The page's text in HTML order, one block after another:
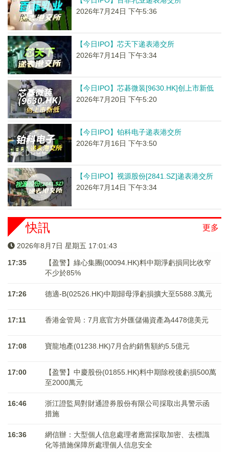
2026年7月24日 下午5:36
【今日IPO】芯天下递表港交所
2026年7月14日 下午3:34
【今日IPO】芯碁微装[9630.HK]创上市新低
2026年7月20日 下午5:20
【今日IPO】铂科电子递表港交所
2026年7月16日 下午3:50
【今日IPO】视源股份[2841.SZ]递表港交所
2026年7月14日 下午3:34
更多
快訊
2026年8月7日 星期五 17:01:43
17:35
【盈警】綠心集團(00094.HK)料中期淨虧損同比收窄
不少於85%
17:26 德適-B(02526.HK)中期歸母淨虧損擴大至5588.3萬元
17:11 香港金管局：7月底官方外匯儲備資產為4478億美元
17:08 寶龍地產(01238.HK)7月合約銷售額約5.5億元
17:00
【盈警】中慶股份(01855.HK)料中期除稅後虧損500萬
至2000萬元
16:46
浙江證監局對財通證券股份有限公司採取出具警示函
措施
16:36
網信辦：大型個人信息處理者應當採取加密、去標識
化等措施保障所處理個人信息安全